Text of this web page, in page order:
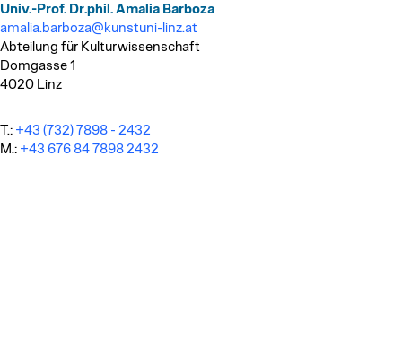
Univ.-Prof. Dr.phil. Amalia Barboza
amalia.barboza@kunstuni-linz.at
Abteilung für Kulturwissenschaft
Domgasse 1
4020 Linz
T.: +43 (732) 7898 - 2432
M.: +43 676 84 7898 2432